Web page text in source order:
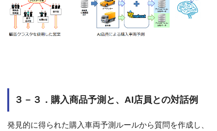
３－３．購入商品予測と、AI店員との対話例
発見的に得られた購入車両予測ルールから質問を作成し、